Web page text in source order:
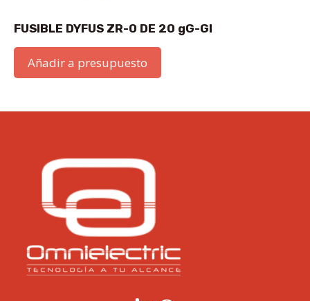
FUSIBLE DYFUS ZR-0 DE 20 gG-GI
Añadir a presupuesto